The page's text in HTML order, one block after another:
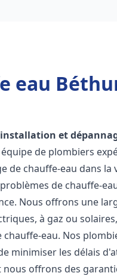
eau
installation et
de plombiers
de chauffe-eau dans la
de chauffe-
Nous offrons une
à gaz ou
eau. Nos
minimiser les délais
offrons des